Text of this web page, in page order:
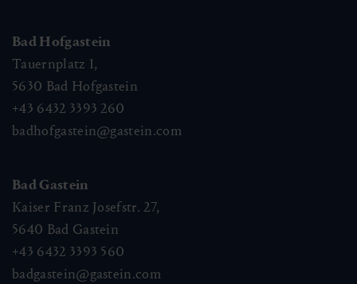
Bad Hofgastein
Tauernplatz 1,
5630 Bad Hofgastein
+43 6432 3393 260
badhofgastein@gastein.com
Bad Gastein
Kaiser Franz Josefstr. 27,
5640 Bad Gastein
+43 6432 3393 560
badgastein@gastein.com